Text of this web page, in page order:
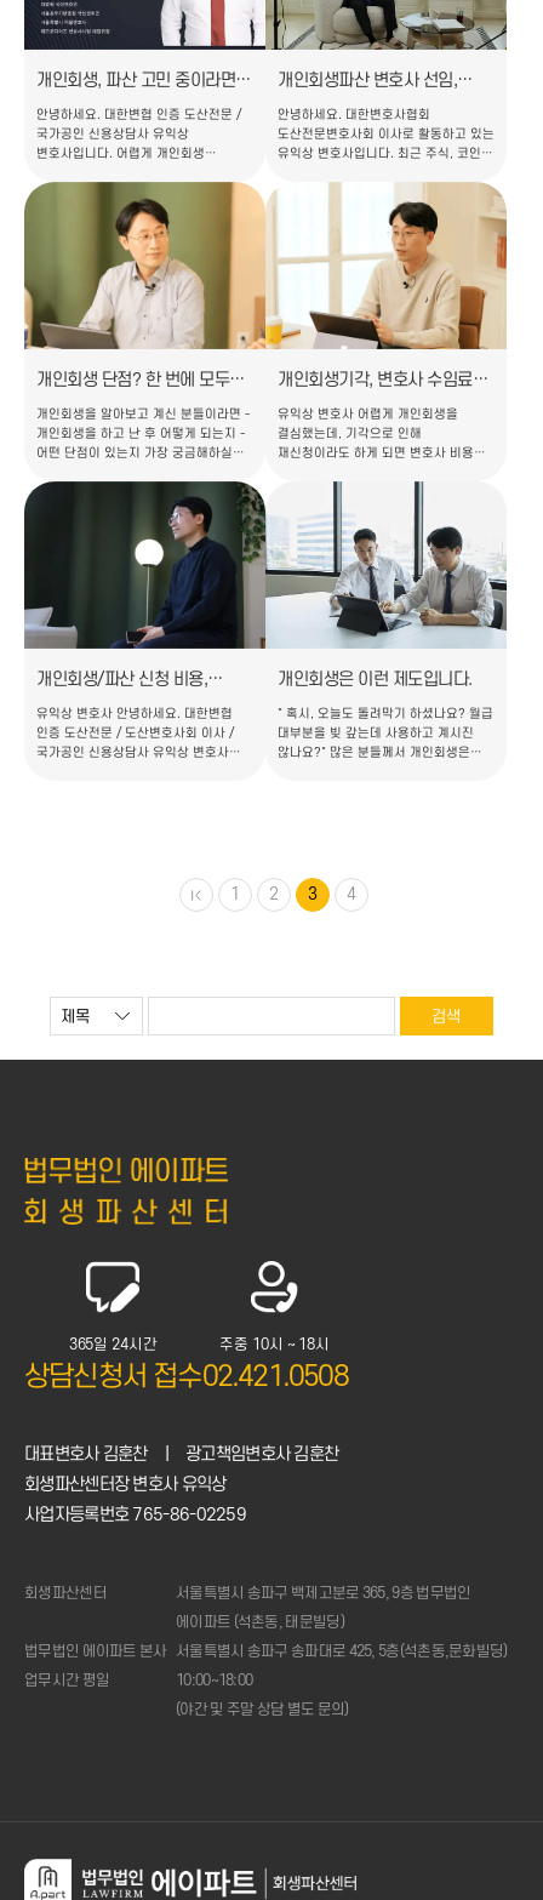
입니다. 아래에서 구체적으로
살펴보겠습니다. ㅣ 주택임대차보호법상
소액보증금 공제(면제재산)
회생위원이 누구인지, 어떤 업무를 하는
분들인지 보다 구체적으로 알아보려고
합니다. ㅣ회생위원이란? 개인회생
개인회생, 파산 고민 중이라면,
'이 2가지'는 반드시 알고
진행하세요.
안녕하세요. 대한변협 인증 도산전문 /
국가공인 신용상담사 유익상
변호사입니다. 어렵게 개인회생
안풀려서 기각되는건 아닐까?'
'불법적인 사무장이 운영하는 사무실은
아닌지?' 걱정되고, 고민 중인 분들 많을
것입니다. 그래서 오늘은 사무실 선택 시
반드시 확인해야 할 2가지 사항을
말씀드리려고 합니다. 5분만 시간을
내셔서 끝까지 읽어주시면 많은 도움
되실 것이라 확신합니다! 인터넷이나
신문기사를 조금만 검색해보면,
개인회생파산 변호사 선임,
이렇게 하면 큰일 납니다.
안녕하세요. 대한변호사협회
도산전문변호사회 이사로 활동하고 있는
유익상 변호사입니다. 최근 주식, 코인
자영업자들께서도 코로나 이후 어려워진
재정 상태를 돌려막기로 버티고 버티다
결국 도저히 견딜 수 없어 회생파산을
진행하시는 분들도 최근 상당히 많이
늘고 있는 추세입니다. 많은
채무자들께서 연체와 독촉은 처음 겪는
상황이다보니, 당황스럽고 다급한
마음에 저지르는 가장 큰 실수, 바로
개인회생 단점? 한 번에 모두
정리해 드립니다.
개인회생을 알아보고 계신 분들이라면 -
개인회생을 하고 난 후 어떻게 되는지 -
어떤 단점이 있는지 가장 궁금해하실
있고, 실제 단점이 맞는지
말씀드려보겠습니다. 안녕하세요.
대한변협 인증 도산전문 / 도산변호사회
이사 / 국가공인 신용상담사 유익상
변호사 입니다. 대부분의 블로그나
유튜브를 살펴보면, 개인회생 진행 시
단점으로 지적하는 것은 크게 5가지
정도 를 생각해 볼 수 있을 것 같습니다.
대표적으로 1) 신용카드…
개인회생기각, 변호사 수임료만
날리고 재신청하는 대표적 유형
2가지
유익상 변호사 어렵게 개인회생을
결심했는데, 기각으로 인해
재신청이라도 하게 되면 변호사 비용은
글을 통해 개인회생 사건이 어떻게
기각되게 되는지, 그렇다면 기각을
피하기 위해서 준비해야 할 것 들에 대해
말씀드리겠습니다. 개인회생 사건
기각의 주요 원인 1. 상담 단계에서
충분한 검토 없이 무작정 수임한 경우
사실 대부분 개인회생 사건은 웬만하면
기각되지 않으며, 기각률이 10%도 채…
개인회생/파산 신청 비용,
변호사 비용 궁금하신 분들
유익상 변호사 안녕하세요. 대한변협
인증 도산전문 / 도산변호사회 이사 /
국가공인 신용상담사 유익상 변호사
구분할 수 있습니다. 1) 인지대, 2)
송달료, 3) 예납금, 4) 부채증명서
개인회생은 이런 제도입니다.
" 혹시, 오늘도 돌려막기 하셨나요? 월급
대부분을 빚 갚는데 사용하고 계시진
않나요?" 많은 분들께서 개인회생은
개인회생은 재정적 어려움에 직면해
있는 채무자의 빠른 경제적 재기를 돕기
1 2 3 4
365일 24시간
상담신청서 접수
주중 10시 ~ 18시
02.421.0508
대표변호사 김훈찬
광고책임변호사 김훈찬
회생파산센터장 변호사 유익상
사업자등록번호 765-86-02259
회생파산센터
서울특별시 송파구 백제고분로 365, 9층 법무법인
에이파트 (석촌동, 태문빌딩)
법무법인 에이파트 본사
서울특별시 송파구 송파대로 425, 5층(석촌동,문화빌딩)
업무시간 평일
10:00~18:00
(야간 및 주말 상담 별도 문의)